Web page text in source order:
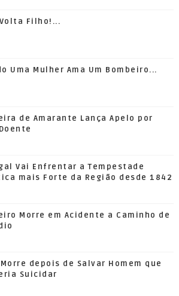
Filho!...
Uma Mulher Ama Um Bombeiro...
de Amarante Lança Apelo por
Vai Enfrentar a Tempestade
mais Forte da Região desde 1842
Morre em Acidente a Caminho de
depois de Salvar Homem que
Suicidar